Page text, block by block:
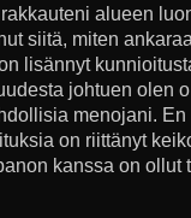
alueen
siitä, miten
lisännyt
johtuen olen
menojani.
on riittänyt
kanssa on